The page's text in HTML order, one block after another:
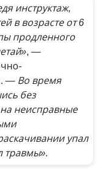
инструктаж,
в возрасте от 6
продленного
, —
— Во время
без
неисправные
упал
травмы».